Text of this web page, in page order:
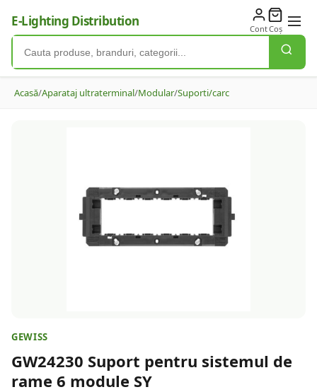
E-Lighting Distribution ContCoș
Acasă/Aparataj ultraterminal/Modular/Suporti/carc
GEWISS
GW24230 Suport pentru sistemul de
rame 6 module SY